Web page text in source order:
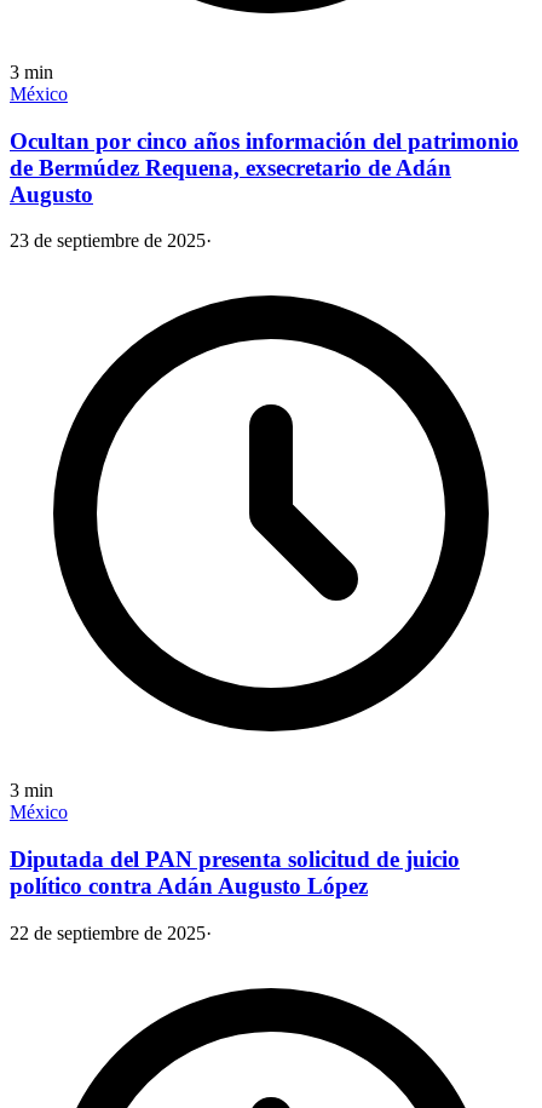
3 min
México
Ocultan por cinco años información del patrimonio
de Bermúdez Requena, exsecretario de Adán
Augusto
23 de septiembre de 2025·
3 min
México
Diputada del PAN presenta solicitud de juicio
político contra Adán Augusto López
22 de septiembre de 2025·